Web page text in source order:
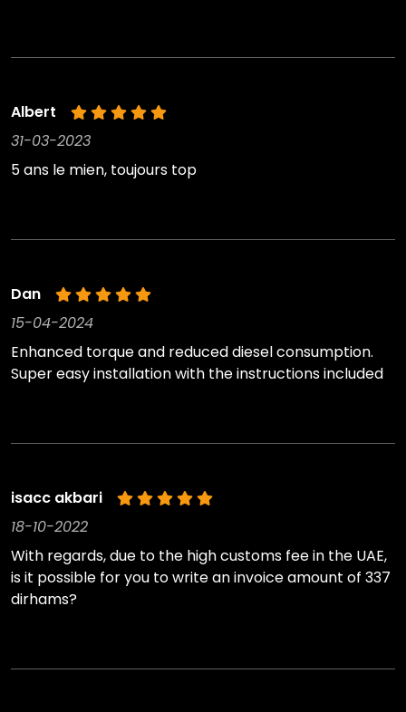
Albert
31-03-2023
5 ans le mien, toujours top
Dan
15-04-2024
Enhanced torque and reduced diesel consumption.
Super easy installation with the instructions included
isacc akbari
18-10-2022
With regards, due to the high customs fee in the UAE,
is it possible for you to write an invoice amount of 337
dirhams?